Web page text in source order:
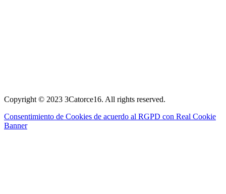
Copyright © 2023 3Catorce16. All rights reserved.
Consentimiento de Cookies de acuerdo al RGPD con Real Cookie
Banner